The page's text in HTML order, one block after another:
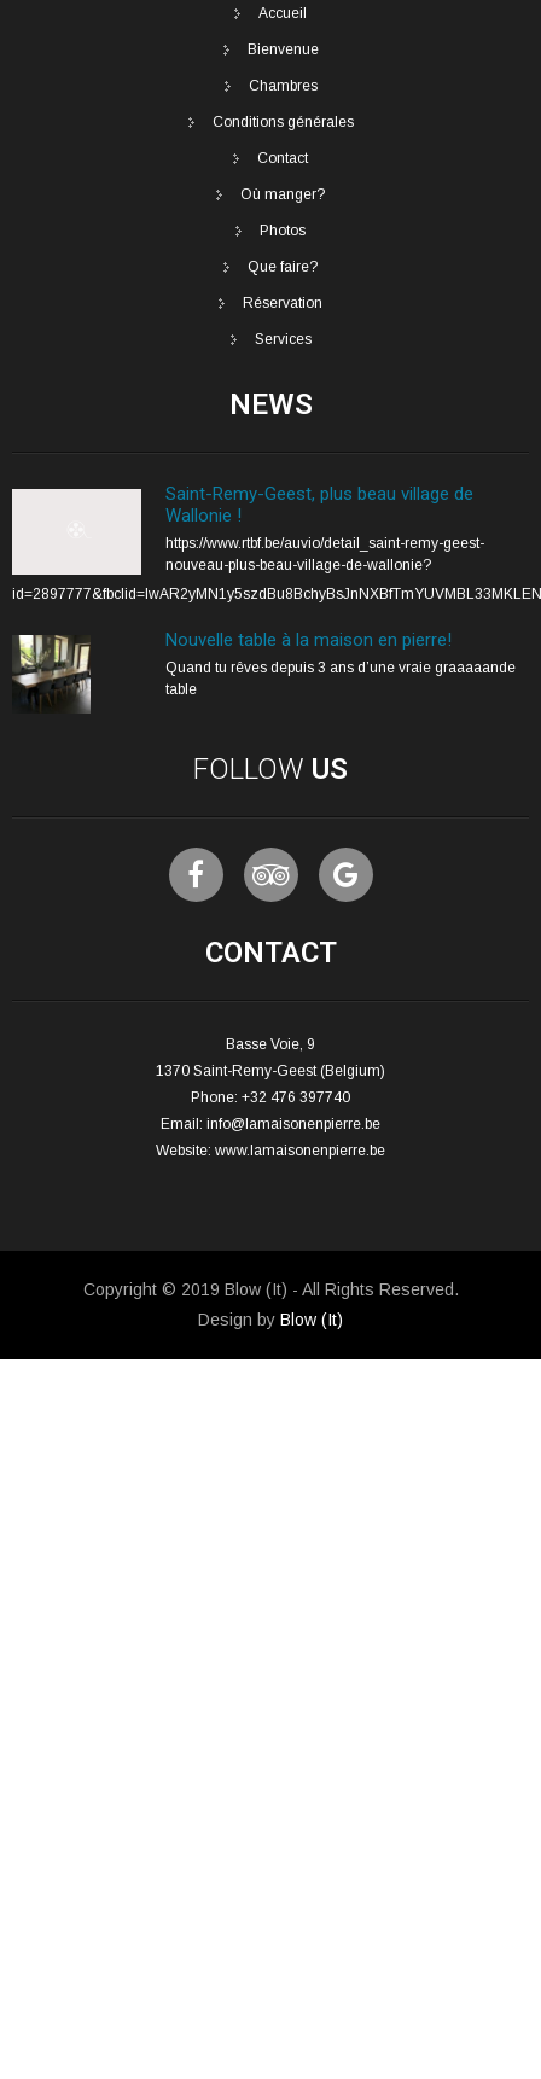
Accueil
Bienvenue
Chambres
Conditions générales
Contact
Où manger?
Photos
Que faire?
Réservation
Services
NEWS
Saint-Remy-Geest, plus beau village de
Wallonie !
https://www.rtbf.be/auvio/detail_saint-remy-geest-
nouveau-plus-beau-village-de-wallonie?
Nouvelle table à la maison en pierre!
Quand tu rêves depuis 3 ans d’une vraie graaaaande
table
FOLLOW US
CONTACT
Basse Voie, 9
1370 Saint-Remy-Geest (Belgium)
Phone: +32 476 397740
Email: info@lamaisonenpierre.be
Website: www.lamaisonenpierre.be
Copyright © 2019 Blow (It) - All Rights Reserved.
Design by Blow (It)